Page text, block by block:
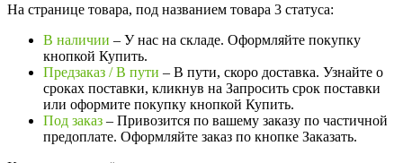
На странице товара, под названием товара 3 статуса:
В наличии – У нас на складе. Оформляйте покупку
кнопкой Купить.
Предзаказ / В пути – В пути, скоро доставка. Узнайте о
сроках поставки, кликнув на Запросить cрок поставки
или оформите покупку кнопкой Купить.
Под заказ – Привозится по вашему заказу по частичной
предоплате. Оформляйте заказ по кнопке Заказать.